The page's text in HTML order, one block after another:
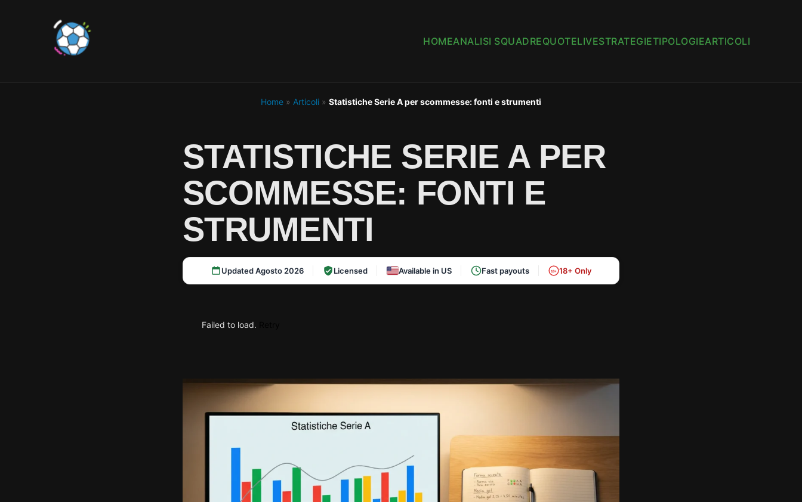
HOMEANALISI SQUADREQUOTELIVESTRATEGIETIPOLOGIEARTICOLI
Home » Articoli » Statistiche Serie A per scommesse: fonti e strumenti
STATISTICHE SERIE A PER
SCOMMESSE: FONTI E
STRUMENTI
Updated Agosto 2026 Licensed Available in US Fast payouts 18+ 18+ Only
Failed to load.